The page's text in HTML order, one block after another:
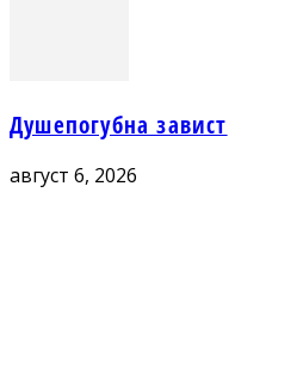
Душепогубна завист
август 6, 2026